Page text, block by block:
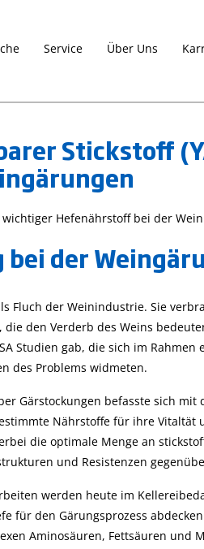
Service Über Uns
Check-
für
2023
Tipps
die CAL
um Ihr
der
Serie, der
Serie und
HC zu
27. April
pH-Wert,
Gartenbau,
Die Gro
von Hanna
für die
Stickstoff
Hefenährstoff bei der
der
Fluch der Weinindustrie. Sie
den Verderb des Weins
Studien gab, die sich im
des Problems widmeten.
Gärstockungen befasste sich
Nährstoffe für ihre
die optimale Menge an
und Resistenzen
werden heute im
für den Gärungsprozess
Aminosäuren, Fettsäuren und